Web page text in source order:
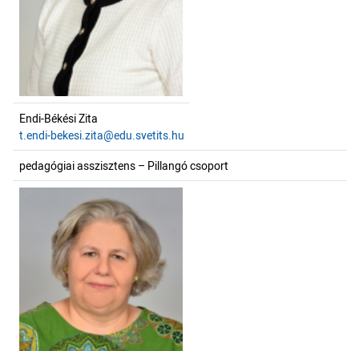
Endi-Békési Zita
t.endi-bekesi.zita@edu.svetits.hu
pedagógiai asszisztens – Pillangó csoport